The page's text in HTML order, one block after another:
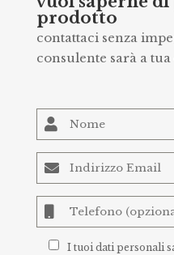
prodotto
contattaci senza
consulente sarà a
I tuoi dati personali